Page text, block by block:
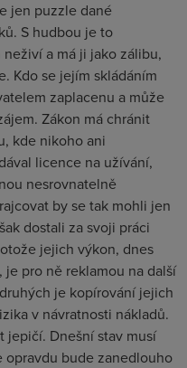
jen puzzle dané
S hudbou je to
a má ji jako zálibu,
Kdo se jejím skládáním
zaplacenu a může
Zákon má chránit
kde nikoho ani
licence na užívání,
nesrovnatelně
by se tak mohli jen
dostali za svoji práci
jejich výkon, dnes
pro ně reklamou na další
je kopírování jejich
v návratnosti nákladů.
jepičí. Dnešní stav musí
opravdu bude zanedlouho